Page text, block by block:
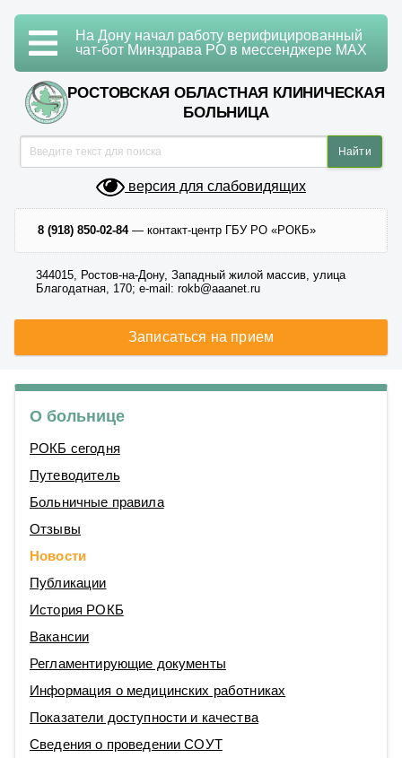
РОСТОВСКАЯ ОБЛАСТНАЯ КЛИНИЧЕСКАЯ
БОЛЬНИЦА
версия для слабовидящих
8 (918) 850-02-84— контакт-центр ГБУ РО «РОКБ»
344015, Ростов-на-Дону, Западный жилой массив, улица
Благодатная, 170; e-mail: rokb@aaanet.ru
Записаться на прием
На Дону начал работу верифицированный
чат-бот Минздрава РО в мессенджере MAX
О больнице
РОКБ сегодня
Путеводитель
Больничные правила
Отзывы
Новости
Публикации
История РОКБ
Вакансии
Регламентирующие документы
Информация о медицинских работниках
Показатели доступности и качества
Сведения о проведении СОУТ